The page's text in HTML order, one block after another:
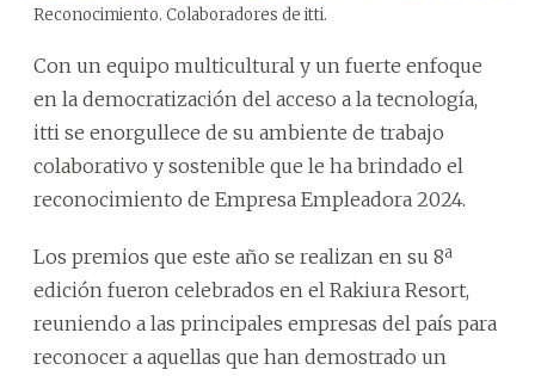
Reconocimiento. Colaboradores de itti.
Con un equipo multicultural y un fuerte enfoque
en la democratización del acceso a la tecnología,
itti se enorgullece de su ambiente de trabajo
colaborativo y sostenible que le ha brindado el
reconocimiento de Empresa Empleadora 2024.
Los premios que este año se realizan en su 8ª
edición fueron celebrados en el Rakiura Resort,
reuniendo a las principales empresas del país para
reconocer a aquellas que han demostrado un